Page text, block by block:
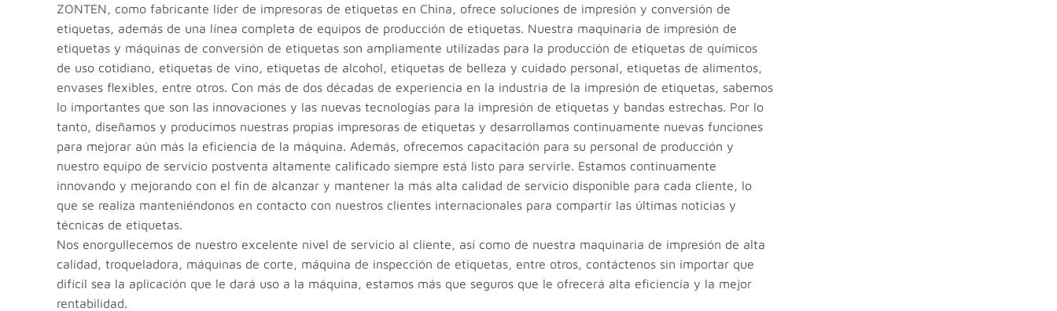
ZONTEN, como fabricante líder de impresoras de etiquetas en China, ofrece soluciones de impresión y conversión de
etiquetas, además de una línea completa de equipos de producción de etiquetas. Nuestra maquinaria de impresión de
etiquetas y máquinas de conversión de etiquetas son ampliamente utilizadas para la producción de etiquetas de químicos
de uso cotidiano, etiquetas de vino, etiquetas de alcohol, etiquetas de belleza y cuidado personal, etiquetas de alimentos,
envases flexibles, entre otros. Con más de dos décadas de experiencia en la industria de la impresión de etiquetas, sabemos
lo importantes que son las innovaciones y las nuevas tecnologías para la impresión de etiquetas y bandas estrechas. Por lo
tanto, diseñamos y producimos nuestras propias impresoras de etiquetas y desarrollamos continuamente nuevas funciones
para mejorar aún más la eficiencia de la máquina. Además, ofrecemos capacitación para su personal de producción y
nuestro equipo de servicio postventa altamente calificado siempre está listo para servirle. Estamos continuamente
innovando y mejorando con el fin de alcanzar y mantener la más alta calidad de servicio disponible para cada cliente, lo
que se realiza manteniéndonos en contacto con nuestros clientes internacionales para compartir las últimas noticias y
técnicas de etiquetas.
Nos enorgullecemos de nuestro excelente nivel de servicio al cliente, así como de nuestra maquinaria de impresión de alta
calidad, troqueladora, máquinas de corte, máquina de inspección de etiquetas, entre otros, contáctenos sin importar que
difícil sea la aplicación que le dará uso a la máquina, estamos más que seguros que le ofrecerá alta eficiencia y la mejor
rentabilidad.